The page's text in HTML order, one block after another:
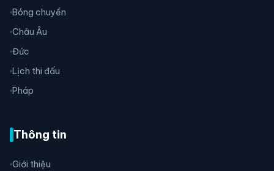
Bóng chuyền
Châu Âu
Đức
Lịch thi đấu
Pháp
Thông tin
Giới thiệu